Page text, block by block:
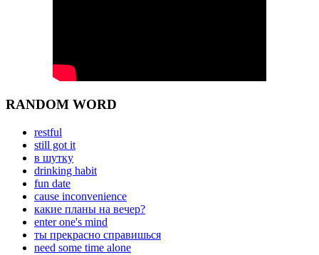
RANDOM WORD
restful
still got it
в шутку
drinking habit
fun date
cause inconvenience
какие планы на вечер?
enter one's mind
ты прекрасно справишься
need some time alone